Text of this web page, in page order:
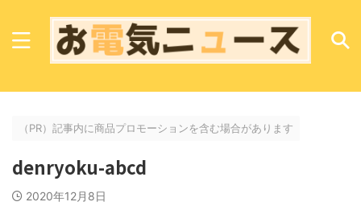
なにをお探しですか？
（PR）記事内に商品プロモーションを含む場合があります
denryoku-abcd
2020年12月8日